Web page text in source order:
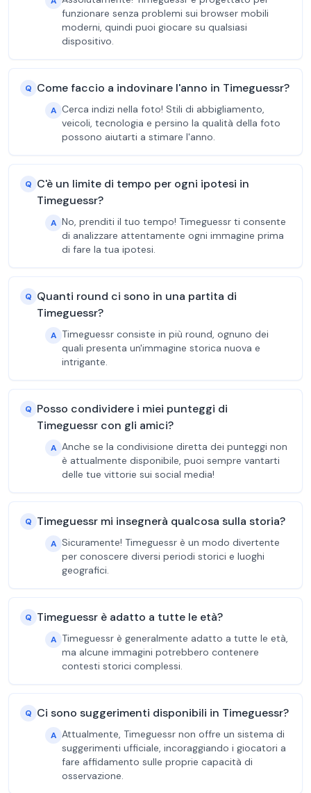
funzionare senza problemi sui browser mobili
moderni, quindi puoi giocare su qualsiasi
dispositivo.
Q Come faccio a indovinare l'anno in Timeguessr?
A Cerca indizi nella foto! Stili di abbigliamento,
veicoli, tecnologia e persino la qualità della foto
possono aiutarti a stimare l'anno.
Q C'è un limite di tempo per ogni ipotesi in
Timeguessr?
A No, prenditi il tuo tempo! Timeguessr ti consente
di analizzare attentamente ogni immagine prima
di fare la tua ipotesi.
Q Quanti round ci sono in una partita di
Timeguessr?
A Timeguessr consiste in più round, ognuno dei
quali presenta un'immagine storica nuova e
intrigante.
Q Posso condividere i miei punteggi di
Timeguessr con gli amici?
A Anche se la condivisione diretta dei punteggi non
è attualmente disponibile, puoi sempre vantarti
delle tue vittorie sui social media!
Q Timeguessr mi insegnerà qualcosa sulla storia?
A Sicuramente! Timeguessr è un modo divertente
per conoscere diversi periodi storici e luoghi
geografici.
Q Timeguessr è adatto a tutte le età?
A Timeguessr è generalmente adatto a tutte le età,
ma alcune immagini potrebbero contenere
contesti storici complessi.
Q Ci sono suggerimenti disponibili in Timeguessr?
A Attualmente, Timeguessr non offre un sistema di
suggerimenti ufficiale, incoraggiando i giocatori a
fare affidamento sulle proprie capacità di
osservazione.